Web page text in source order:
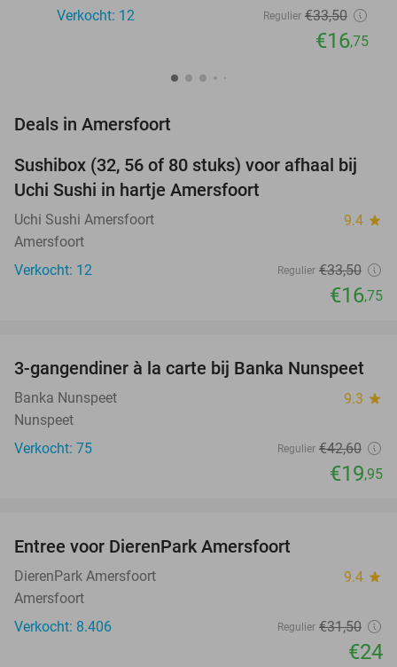
Verkocht: 12
Regulier €33,50
€16,75
Deals in Amersfoort
50%
TODAY
Sushibox (32, 56 of 80 stuks) voor afhaal bij
Uchi Sushi in hartje Amersfoort
Uchi Sushi Amersfoort 9.4 star
Amersfoort
Verkocht: 12
Regulier €33,50
€16,75
53%
NEW
TODAY
3-gangendiner à la carte bij Banka Nunspeet
Banka Nunspeet 9.3 star
Nunspeet
Verkocht: 75
Regulier €42,60
€19,95
Entree voor DierenPark Amersfoort
DierenPark Amersfoort 9.4 star
Amersfoort
Verkocht: 8.406
Regulier €31,50
€24